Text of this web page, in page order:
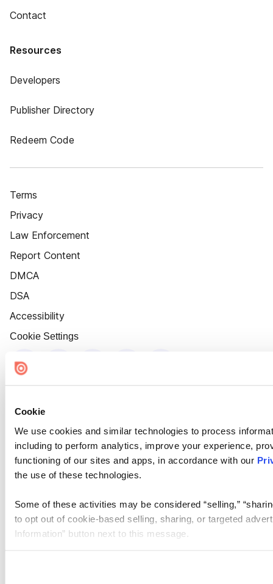
Cookie
We use cookies and similar technologies to process
including to perform analytics, improve your experience,
functioning of our sites and apps, in accordance with our
the use of these technologies.
Some of these activities may be considered “selling,”
to opt out of cookie-based selling, sharing, or targeted
Information” button next to this message.
Contact
Resources
Developers
Publisher Directory
Redeem Code
Terms
Privacy
Law Enforcement
Report Content
DMCA
DSA
Accessibility
Cookie Settings